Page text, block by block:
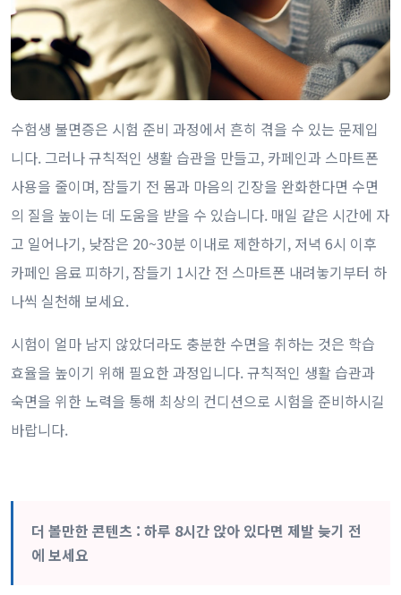
수험생 불면증은 시험 준비 과정에서 흔히 겪을 수 있는 문제입
니다. 그러나 규칙적인 생활 습관을 만들고, 카페인과 스마트폰
사용을 줄이며, 잠들기 전 몸과 마음의 긴장을 완화한다면 수면
의 질을 높이는 데 도움을 받을 수 있습니다. 매일 같은 시간에 자
고 일어나기, 낮잠은 20~30분 이내로 제한하기, 저녁 6시 이후
카페인 음료 피하기, 잠들기 1시간 전 스마트폰 내려놓기부터 하
나씩 실천해 보세요.
시험이 얼마 남지 않았더라도 충분한 수면을 취하는 것은 학습
효율을 높이기 위해 필요한 과정입니다. 규칙적인 생활 습관과
숙면을 위한 노력을 통해 최상의 컨디션으로 시험을 준비하시길
바랍니다.
더 볼만한 콘텐츠 : 하루 8시간 앉아 있다면 제발 늦기 전
에 보세요